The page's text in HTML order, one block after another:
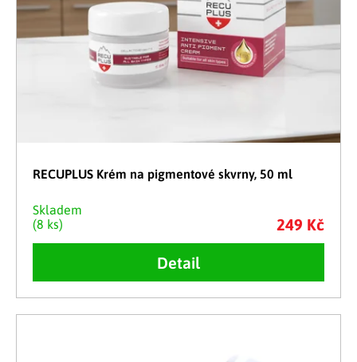
RECUPLUS Krém na pigmentové skvrny, 50 ml
Skladem
(8 ks)
249 Kč
Detail